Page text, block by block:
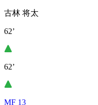
古林 将太
62’
62’
MF 13